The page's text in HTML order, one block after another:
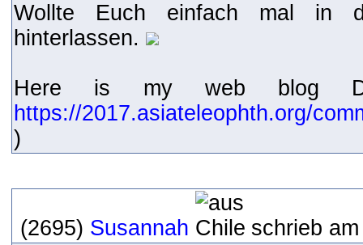
Wollte Euch einfach mal in
hinterlassen.
Here is my web blog
https://2017.asiateleophth.org/
)
(2695) Susannah
schrieb